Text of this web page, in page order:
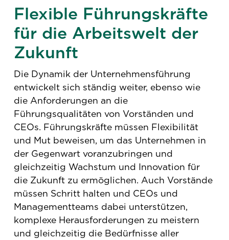
Flexible Führungskräfte
für die Arbeitswelt der
Zukunft
Die Dynamik der Unternehmensführung
entwickelt sich ständig weiter, ebenso wie
die Anforderungen an die
Führungsqualitäten von Vorständen und
CEOs. Führungskräfte müssen Flexibilität
und Mut beweisen, um das Unternehmen in
der Gegenwart voranzubringen und
gleichzeitig Wachstum und Innovation für
die Zukunft zu ermöglichen. Auch Vorstände
müssen Schritt halten und CEOs und
Managementteams dabei unterstützen,
komplexe Herausforderungen zu meistern
und gleichzeitig die Bedürfnisse aller